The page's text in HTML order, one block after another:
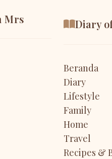
Mrs Diary
Beranda
Diary
Lifestyle
Family
Home
Travel
Recipes &